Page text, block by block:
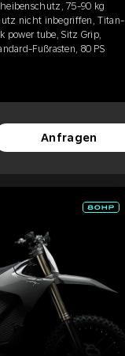
75-90 kg
nicht inbegriffen, Titan-
power tube, Sitz Grip,
Fußrasten, 80 PS
Anfragen